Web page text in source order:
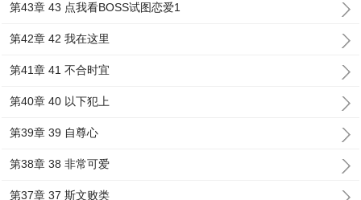
第43章 43 点我看BOSS试图恋爱1
第42章 42 我在这里
第41章 41 不合时宜
第40章 40 以下犯上
第39章 39 自尊心
第38章 38 非常可爱
第37章 37 斯文败类